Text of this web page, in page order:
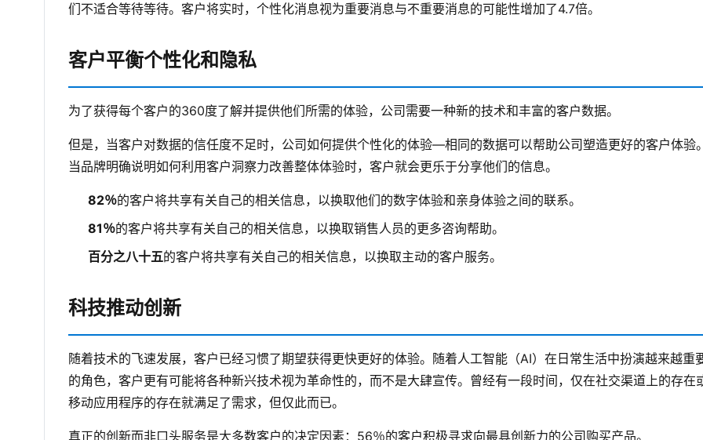
们不适合等待等待。客户将实时，个性化消息视为重要消息与不重要消息的可能性增加了4.7倍。
客户平衡个性化和隐私
为了获得每个客户的360度了解并提供他们所需的体验，公司需要一种新的技术和丰富的客户数据。
但是，当客户对数据的信任度不足时，公司如何提供个性化的体验—相同的数据可以帮助公司塑造更好的客户体验。
当品牌明确说明如何利用客户洞察力改善整体体验时，客户就会更乐于分享他们的信息。
82％的客户将共享有关自己的相关信息，以换取他们的数字体验和亲身体验之间的联系。
81％的客户将共享有关自己的相关信息，以换取销售人员的更多咨询帮助。
百分之八十五的客户将共享有关自己的相关信息，以换取主动的客户服务。
科技推动创新
随着技术的飞速发展，客户已经习惯了期望获得更快更好的体验。随着人工智能（AI）在日常生活中扮演越来越重
的角色，客户更有可能将各种新兴技术视为革命性的，而不是大肆宣传。曾经有一段时间，仅在社交渠道上的存在
移动应用程序的存在就满足了需求，但仅此而已。
真正的创新而非口头服务是大多数客户的决定因素：56％的客户积极寻求向最具创新力的公司购买产品。